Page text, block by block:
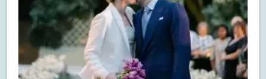
DE NOIVA PRA NOIVA
S.O.S CASADAS
FALE COM O SAY I DO